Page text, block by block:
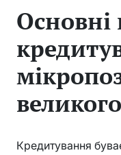
Основні
Кредитування